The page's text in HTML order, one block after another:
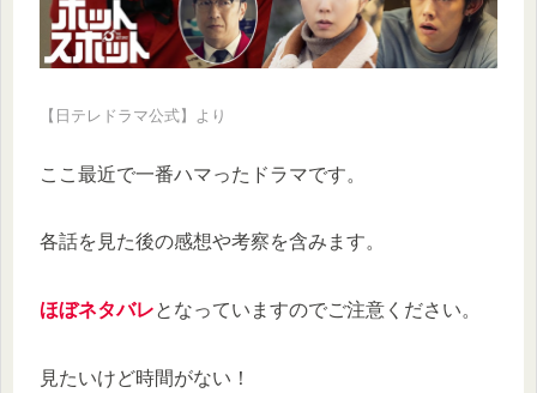
【日テレドラマ公式】より
ここ最近で一番ハマったドラマです。
各話を見た後の感想や考察を含みます。
ほぼネタバレとなっていますのでご注意ください。
見たいけど時間がない！